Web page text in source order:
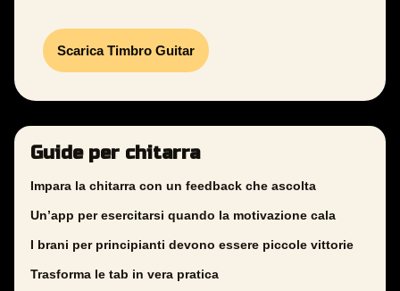
Scarica Timbro Guitar
Guide per chitarra
Impara la chitarra con un feedback che ascolta
Un’app per esercitarsi quando la motivazione cala
I brani per principianti devono essere piccole vittorie
Trasforma le tab in vera pratica